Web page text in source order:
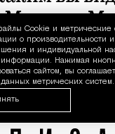
Сookie и метрические
о производительности и
и индивидуальной
информации. Нажимая
сайтом, вы
метрических систем.
метры,